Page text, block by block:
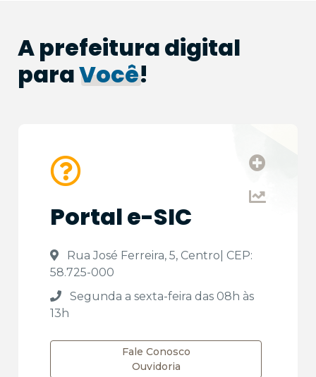
A prefeituradigital
paraVocê!
Portal e-SIC
Rua José Ferreira, 5, Centro| CEP:
58.725-000
Segunda a sexta-feira das 08h às
13h
Fale Conosco
Ouvidoria